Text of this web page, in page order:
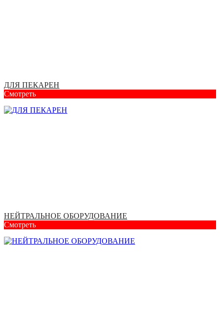
ДЛЯ ПЕКАРЕН
Смотреть
НЕЙТРАЛЬНОЕ ОБОРУДОВАНИЕ
Смотреть